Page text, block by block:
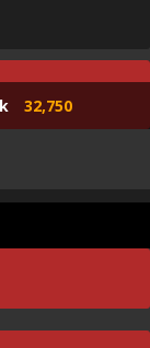
32,750